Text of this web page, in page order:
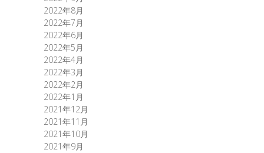
2022年8月
2022年7月
2022年6月
2022年5月
2022年4月
2022年3月
2022年2月
2022年1月
2021年12月
2021年11月
2021年10月
2021年9月